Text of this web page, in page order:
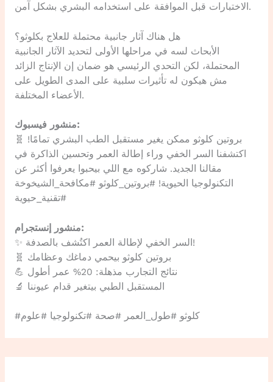
الاختبارات قبل الموافقة على استخدامه البشري بشكل آمن.
هل هناك آثار جانبية محتملة للعلاج بكلوثو؟
الأبحاث لسه في مراحلها الأولى لتحديد الآثار الجانبية
المحتملة، لكن التحدي الرئيسي هو ضمان إن الإنتاج الزائد
مش هيكون له تأثيرات سلبية على المدى الطويل على
الأعضاء المختلفة.
منشور فيسبوك:
🧬 بروتين كلوثو ممكن يغير مستقبل الطب البشري تمامًا!
اكتشفنا السر الخفي وراء إطالة العمر وتحسين الذاكرة في
مقالنا الجديد. شاركوه مع اللي بيحبوا يعرفوا أكثر عن
التكنولوجيا الحيوية! #بروتين_كلوثو #مكافحة_الشيخوخة
#تقنية_حيوية
منشور إنستجرام:
✨ السر الخفي لإطالة العمر اكتُشف بالصدفة!
🧬 بروتين كلوثو بيحمي دماغك وعظامك
💪 نتائج التجارب مذهلة: 20% عمر أطول
🔬 المستقبل الطبي بيتغير قدام عيوننا
#كلوثو #طول_العمر #صحة #تكنولوجيا #علوم